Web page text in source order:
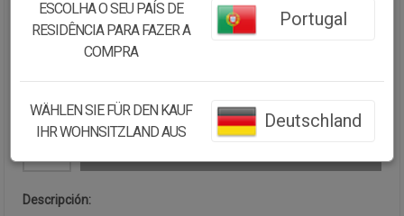
Disponibilidad: Disponible
Descripción:
ESCOLHA O SEU PAÍS DE
RESIDÊNCIA PARA FAZER A
COMPRA
Portugal
WÄHLEN SIE FÜR DEN KAUF
IHR WOHNSITZLAND AUS
Deutschland